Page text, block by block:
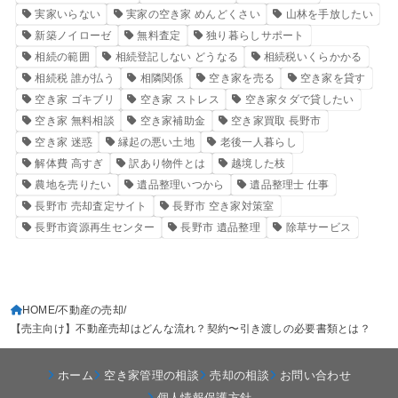
実家いらない 実家の空き家 めんどくさい
山林を手放したい
新築ノイローゼ
無料査定
独り暮らしサポート
相続の範囲
相続登記しない どうなる
相続税いくらかかる
相続税 誰が払う
相隣関係 空き家を売る
空き家を貸す
空き家 ゴキブリ
空き家 ストレス
空き家タダで貸したい
空き家 無料相談
空き家補助金
空き家買取 長野市
空き家 迷惑
縁起の悪い土地
老後一人暮らし
解体費 高すぎ
訳あり物件とは
越境した枝
農地を売りたい
遺品整理いつから
遺品整理士 仕事
長野市 売却査定サイト
長野市 空き家対策室
長野市資源再生センター
長野市 遺品整理 除草サービス
HOME 不動産の売却
【売主向け】不動産売却はどんな流れ？契約〜引き渡しの必要書類とは？
ホーム 空き家管理の相談 売却の相談
お問い合わせ